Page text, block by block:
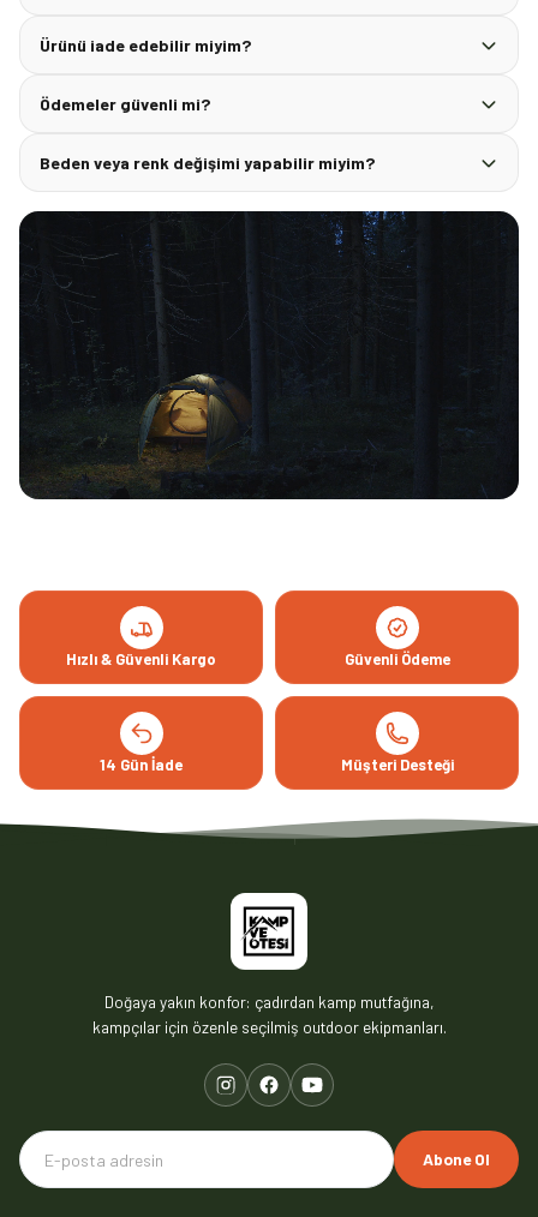
Ürünü iade edebilir miyim?
Ödemeler güvenli mi?
Beden veya renk değişimi yapabilir miyim?
Hızlı & Güvenli Kargo Güvenli Ödeme
14 Gün İade Müşteri Desteği
Doğaya yakın konfor: çadırdan kamp mutfağına,
kampçılar için özenle seçilmiş outdoor ekipmanları.
Abone Ol